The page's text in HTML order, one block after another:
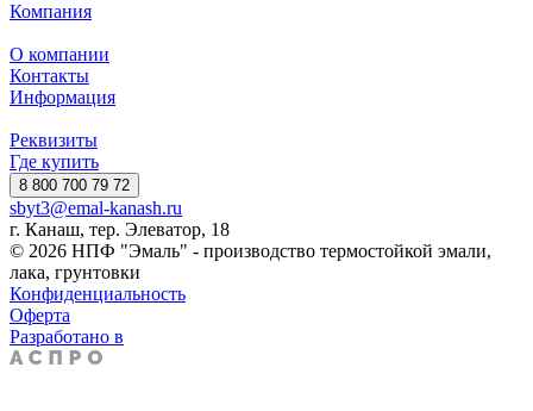
Компания
О компании
Контакты
Информация
Реквизиты
Где купить
8 800 700 79 72
sbyt3@emal-kanash.ru
г. Канаш, тер. Элеватор, 18
© 2026 НПФ "Эмаль" - производство термостойкой эмали,
лака, грунтовки
Конфиденциальность
Оферта
Разработано в